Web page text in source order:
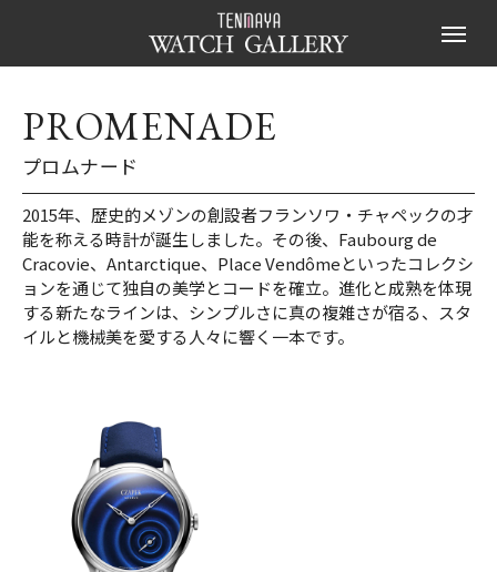
PROMENADE
プロムナード
2015年、歴史的メゾンの創設者フランソワ・チャペックの才
能を称える時計が誕生しました。その後、Faubourg de
Cracovie、Antarctique、Place Vendômeといったコレクシ
ョンを通じて独自の美学とコードを確立。進化と成熟を体現
する新たなラインは、シンプルさに真の複雑さが宿る、スタ
イルと機械美を愛する人々に響く一本です。